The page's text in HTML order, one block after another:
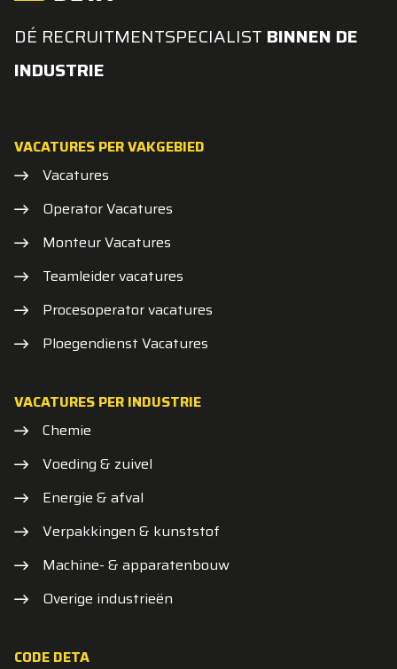
DÉ RECRUITMENTSPECIALIST BINNEN DE
INDUSTRIE
VACATURES PER VAKGEBIED
Vacatures
Operator Vacatures
Monteur Vacatures
Teamleider vacatures
Procesoperator vacatures
Ploegendienst Vacatures
VACATURES PER INDUSTRIE
Chemie
Voeding & zuivel
Energie & afval
Verpakkingen & kunststof
Machine- & apparatenbouw
Overige industrieën
CODE DETA